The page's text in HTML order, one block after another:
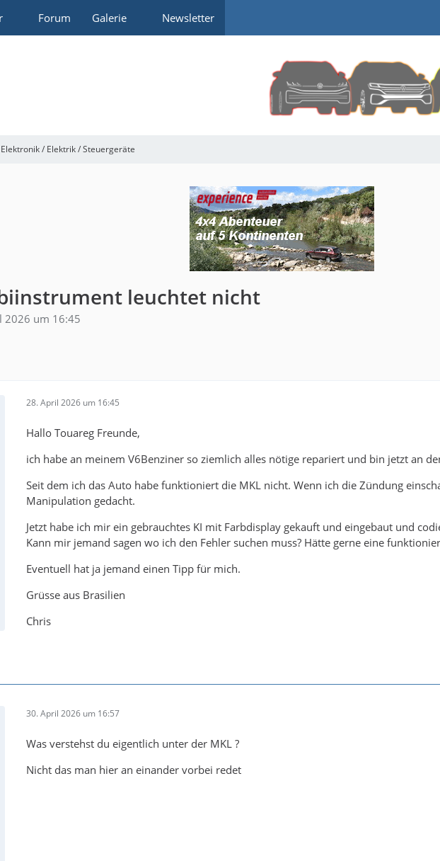
Forum Galerie Newsletter
Elektronik / Elektrik / Steuergeräte
leuchtet nicht
2026 um 16:45
28. April 2026 um 16:45
Hallo Touareg Freunde,
ich habe an meinem V6Benziner so ziemlich alles nötige repariert und bin jetzt an
Seit dem ich das Auto habe funktioniert die MKL nicht. Wenn ich die Zündung
Manipulation gedacht.
Jetzt habe ich mir ein gebrauchtes KI mit Farbdisplay gekauft und eingebaut und
Kann mir jemand sagen wo ich den Fehler suchen muss? Hätte gerne eine
Eventuell hat ja jemand einen Tipp für mich.
Grüsse aus Brasilien
Chris
30. April 2026 um 16:57
Was verstehst du eigentlich unter der MKL ?
Nicht das man hier an einander vorbei redet